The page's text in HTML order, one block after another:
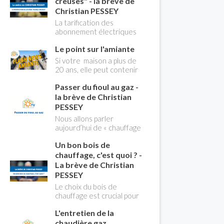
Christian PESSEY
La tarification des
abonnement électriques
longtemps deux
possibilités : heures
pleines, heures creuses.
Aujourd'hui Christian
PESSEY vous explique tout
ce qu'il faut savoir sur la
nouvelle modification du
système "heures creuses"
qui concerne près de 15
millions de Français !
Le point sur l'amiante
Si votre maison a plus de
20 ans, elle peut contenir
contenant de l'amiante) !
Pas de panique, on fait le
point dans notre flash
news n°3 spéciale
Amiante et ses dangers
avec Christian Pessey
Passer du fioul au gaz -
la brève de Christian
PESSEY
Nous allons parler
aujourd’hui de « chauffage
du changement d’énergie.
Nous allons aborder
l’abandon du fioul au profit
du gaz.
Un bon bois de
chauffage, c'est quoi ? -
La brève de Christian
PESSEY
Le choix du bois de
chauffage est crucial pour
rendement énergétique
L'entretien de la